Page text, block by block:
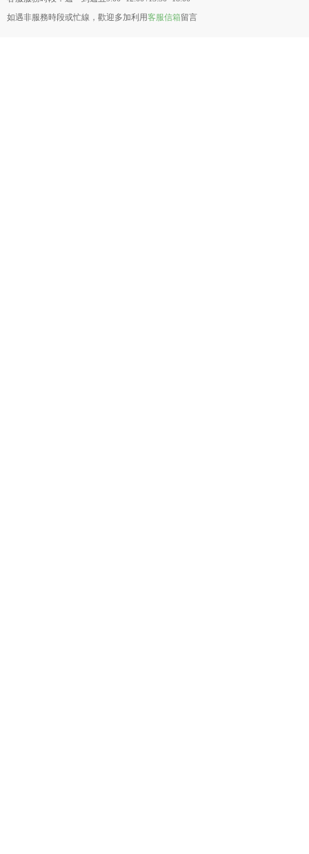
如遇非服務時段或忙線，歡迎多加利用客服信箱留言